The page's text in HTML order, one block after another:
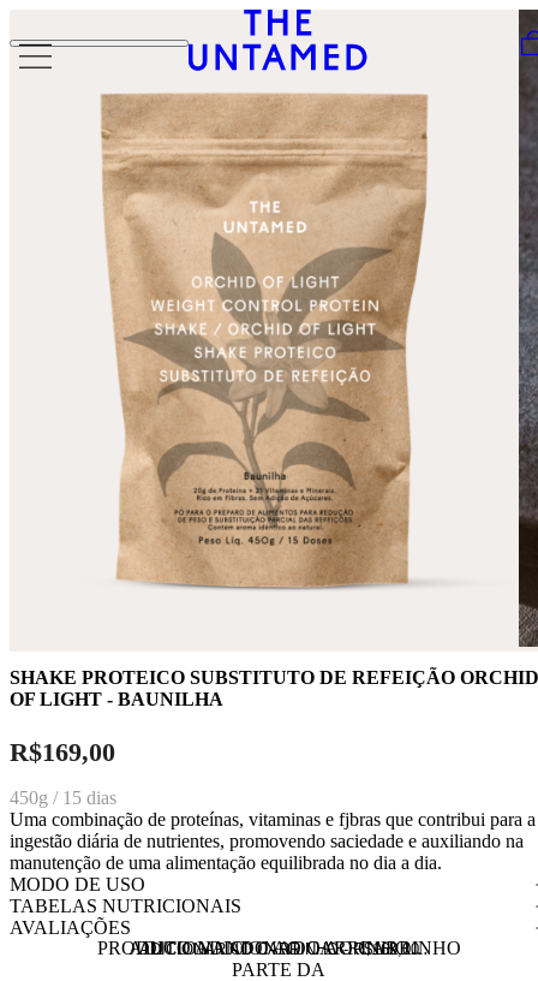
SHAKE PROTEICO SUBSTITUTO DE REFEIÇÃO ORCHID
OF LIGHT - BAUNILHA
R$169,00
450g / 15 dias
Uma combinação de proteínas, vitaminas e fjbras que contribui para a
ingestão diária de nutrientes, promovendo saciedade e auxiliando na
manutenção de uma alimentação equilibrada no dia a dia.
MODO DE USO
TABELAS NUTRICIONAIS
AVALIAÇÕES
ADICIONAR AO CARRINHO -R$169,00
ADICIONANDO AO CARRINHO…
PRODUTO ADICIONADO AO CARRINHO
PARTE DA